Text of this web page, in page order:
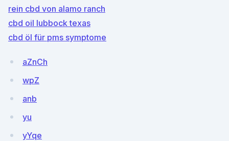
rein cbd von alamo ranch
cbd oil lubbock texas
cbd öl für pms symptome
aZnCh
wpZ
anb
yu
yYqe